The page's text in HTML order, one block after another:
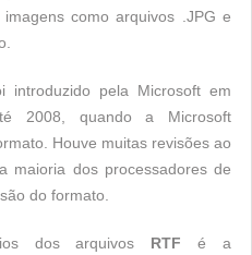
como arquivos .JPG e
introduzido pela Microsoft em
2008, quando a Microsoft
Houve muitas revisões ao
maioria dos processadores de
do formato.
dos arquivos RTF é a